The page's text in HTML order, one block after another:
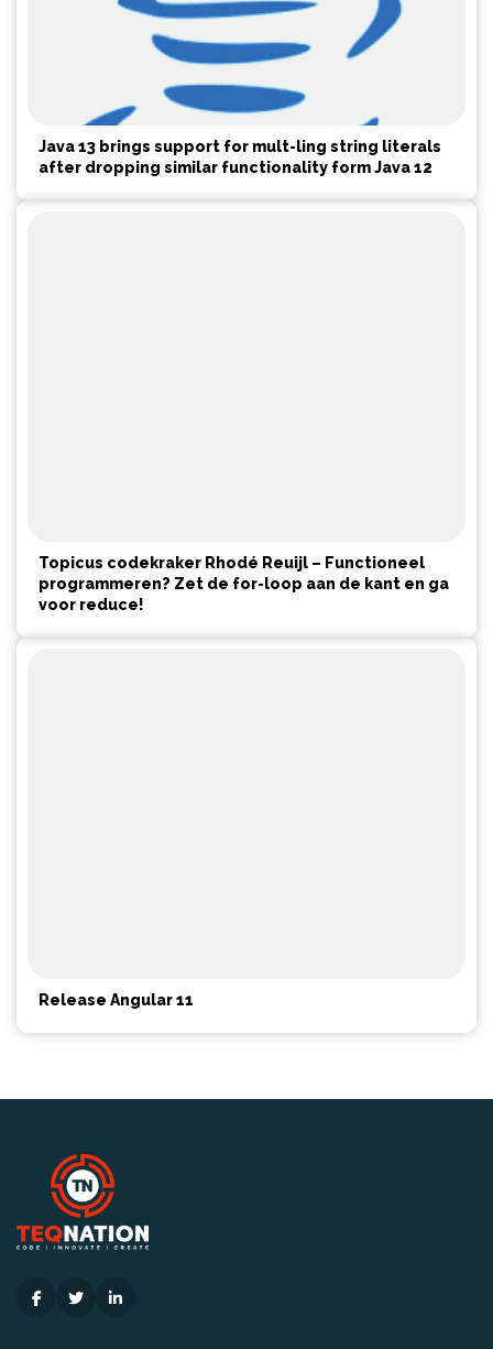
Java 13 brings support for mult-ling string literals
after dropping similar functionality form Java 12
Topicus codekraker Rhodé Reuijl – Functioneel
programmeren? Zet de for-loop aan de kant en ga
voor reduce!
Release Angular 11